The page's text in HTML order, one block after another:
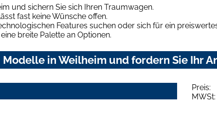
und sichern Sie sich Ihren Traumwagen.
fast keine Wünsche offen.
Features suchen oder sich für ein
breite Palette an Optionen.
in Weilheim und fordern Sie Ihr
Preis:
MWSt: